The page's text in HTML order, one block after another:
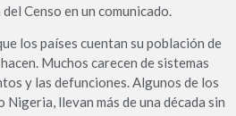
Censo en un comunicado.
los países cuentan su población de
Muchos carecen de sistemas
y las defunciones. Algunos de los
Nigeria, llevan más de una década sin